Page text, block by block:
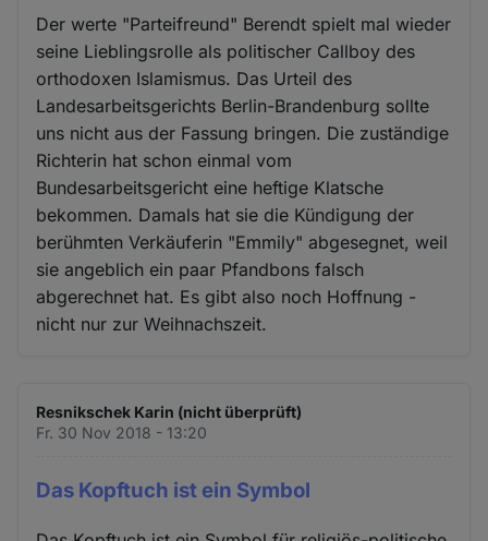
Der werte "Parteifreund" Berendt spielt mal wieder
seine Lieblingsrolle als politischer Callboy des
orthodoxen Islamismus. Das Urteil des
Landesarbeitsgerichts Berlin-Brandenburg sollte
uns nicht aus der Fassung bringen. Die zuständige
Richterin hat schon einmal vom
Bundesarbeitsgericht eine heftige Klatsche
bekommen. Damals hat sie die Kündigung der
berühmten Verkäuferin "Emmily" abgesegnet, weil
sie angeblich ein paar Pfandbons falsch
abgerechnet hat. Es gibt also noch Hoffnung -
nicht nur zur Weihnachszeit.
Resnikschek Karin (nicht überprüft)
Fr. 30 Nov 2018 - 13:20
Das Kopftuch ist ein Symbol